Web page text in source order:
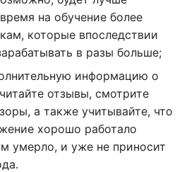
на обучение более
которые впоследствии
в разы больше;
информацию о
отзывы, смотрите
а также учитывайте, что
хорошо работало
умерло, и уже не приносит